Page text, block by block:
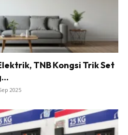
Selebriti
TNB Kongsi Trik Set
2025